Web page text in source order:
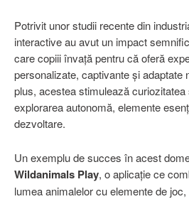
Potrivit unor studii recente din
interactive au avut un impact
care copiii învață pentru că oferă
personalizate, captivante și adaptate
plus, acestea stimulează
explorarea autonomă, elemente
dezvoltare.
Un exemplu de succes în acest
Wildanimals Play, o aplicație ce
lumea animalelor cu elemente de